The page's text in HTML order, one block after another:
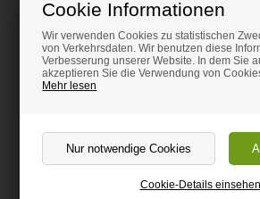
Cookie Informationen
Wir verwenden Cookies zu statistischen
von Verkehrsdaten. Wir benutzen diese
Verbesserung unserer Website. In dem Sie
akzeptieren Sie die Verwendung von
Mehr lesen
Cookie-Details einsehen